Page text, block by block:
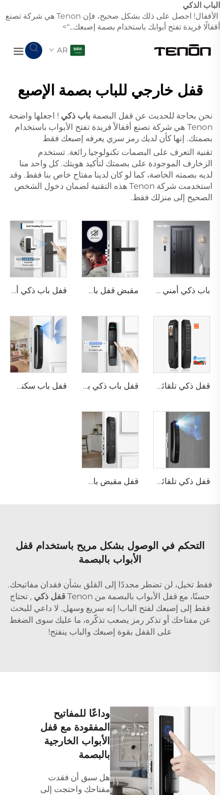
الباب الذكي
الأقفال! احصل على ذلك بشكل صحيح، فإن Tenon هي شركة تصنع
أقفالًا فريدة تفتح أبوابك باستخدام بصمة إصبعك...">
AR
قفل خارجي للباب بصمة الإصبع
نحن بحاجة للحديث عن قفل البصمة باب ذكي ! اجعلها واضحة
Tenon هي شركة تصنع أقفالاً فريدة تفتح الأبواب باستخدام
بصمتك. إنها كأن لديك رمز سري يعرفه إصبعك فقط
تقنية التعرف على البصمات تكنولوجيا رائعة. تستخدم
الزخارف الموجودة على بصمتك لتأكيد هويتك. كل واحد منا
لديه بصمته الخاصة، كما لو كان لدينا مفتاح خاص بنا فقط. وقد
استخدمت شركة Tenon هذه التقنية لضمان دخول الشخص
الصحيح إلى منزلك فقط.
باب ذكي أمني فاخر من الألومنيوم للاستخدام السكني الرئيسي M8 مقبض قفل باب بصمة الإصبع المنزلي Tuya T15 قفل باب ذكي أمني مع كلمة مرور مضادة للتجسس وبطاقة IC وبصمة الإصبع واي فاي وبلوتوث Tenon T10
قفل ذكي تلقائي للباب باستخدام بصمة الوجه D7 Pro قفل باب ذكي بالمفتاح البيومتري مع واي فاي وبطاقة شبكة RFID + مفتاح ميكانيكي + بطاقة A2 قفل باب سكني بتقنية التعرف على الوجه ثلاثي الأبعاد والبصمة Tenon A6 Pro
قفل ذكي تلقائي للهوية مع كاميرا وجه وبصمة عبر واي فاي Tuya Tenon A9 Pro قفل مقبض باب للأمن لشقة بدون مفتاح تلقائي بيومتري باستخدام بصمة الإصبع وكلمة المرور Tuya App Tenon D7
التحكم في الوصول بشكل مريح باستخدام قفل
الأبواب بالبصمة
فقط تخيل، لن تضطر مجددًا إلى القلق بشأن فقدان مفاتيحك.
حسنًا، مع قفل الأبواب بالبصمة من Tenon
قفل ذكي , تحتاج
فقط إلى إصبعك لفتح الباب! إنه سريع وسهل. لا داعي للبحث
عن مفتاحك أو تذكر رمز يصعب تذكّره، ما عليك سوى الضغط
على القفل بقوة إصبعك والباب ينفتح!
وداعًا للمفاتيح
المفقودة مع قفل
الأبواب الخارجية
بالبصمة
هل سبق أن فقدت
مفتاحك واحتجت إلى